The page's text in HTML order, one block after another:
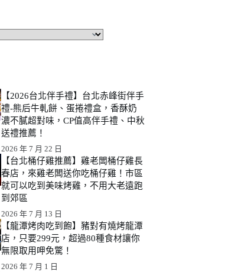
【2026台北伴手禮】台北赤峰街伴手
禮-熊后牛軋餅、蛋捲禮盒，香酥奶
濃不膩超對味，CP值高伴手禮、中秋
送禮推薦！
2026 年 7 月 22 日
【台北桶仔雞推薦】雞老闆桶仔雞長
春店，來雞老闆送你吃桶仔雞！市區
就可以吃到美味烤雞，不用大老遠跑
到郊區
2026 年 7 月 13 日
【龍潭烤肉吃到飽】豬對有燒烤龍潭
店，只要299元，超過80種食材讓你
無限取用呷免驚！
2026 年 7 月 1 日